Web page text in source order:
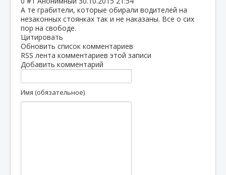
А те грабители, которые обирали водителей на
незаконных стоянках так и не наказаны. Все о сих
пор на свободе.
Цитировать
Обновить список комментариев
RSS лента комментариев этой записи
Добавить комментарий
Имя (обязательное)